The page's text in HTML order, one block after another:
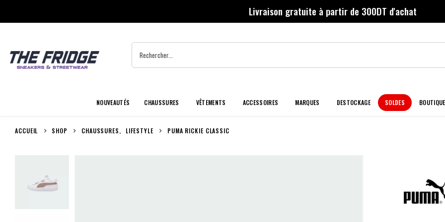
Livraison gratuite à partir de 300DT d'achat
NOUVEAUTÉS CHAUSSURES VÊTEMENTS ACCESSOIRES MARQUES DESTOCKAGE SOLDES
ACCUEIL SHOP CHAUSSURES, LIFESTYLE PUMA RICKIE CLASSIC